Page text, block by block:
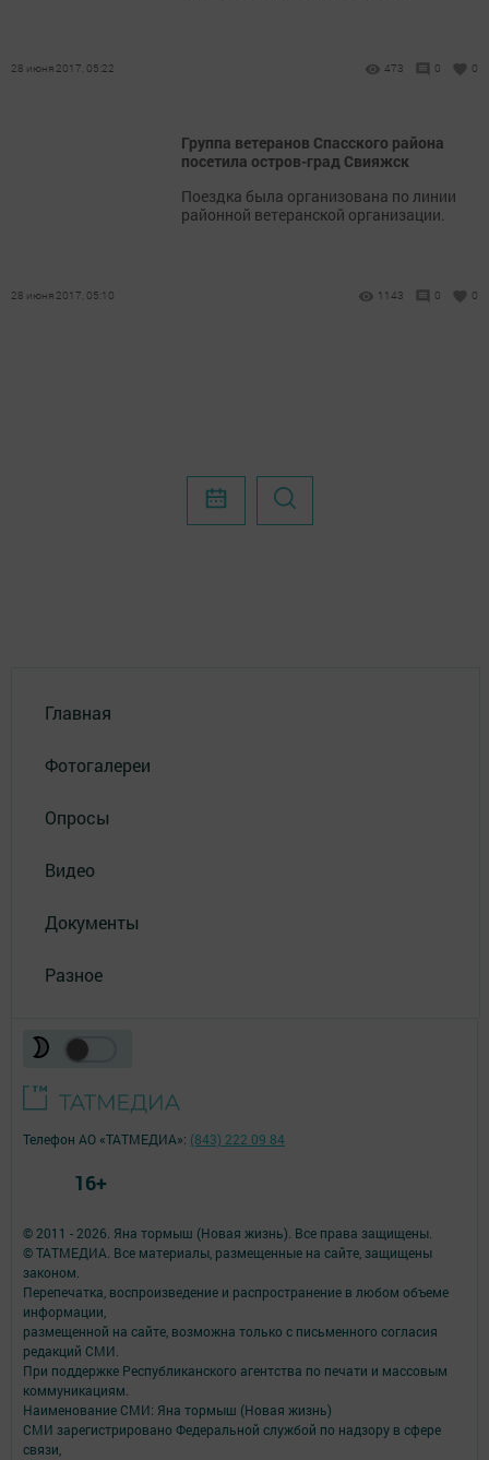
28 июня 2017, 05:22 473 0 0
Группа ветеранов Спасского района
посетила остров-град Свияжск
Поездка была организована по линии
районной ветеранской организации.
28 июня 2017, 05:10 1143 0 0
Главная
Фотогалереи
Опросы
Видео
Документы
Разное
© 2011 - 2026. Яна тормыш (Новая жизнь). Все права защищены.
© ТАТМЕДИА. Все материалы, размещенные на сайте, защищены
законом.
Перепечатка, воспроизведение и распространение в любом объеме
информации,
размещенной на сайте, возможна только с письменного согласия
редакций СМИ.
При поддержке Республиканского агентства по печати и массовым
коммуникациям.
Наименование СМИ: Яна тормыш (Новая жизнь)
СМИ зарегистрировано Федеральной службой по надзору в сфере
связи,
Телефон АО «ТАТМЕДИА»: (843) 222 09 84
16+